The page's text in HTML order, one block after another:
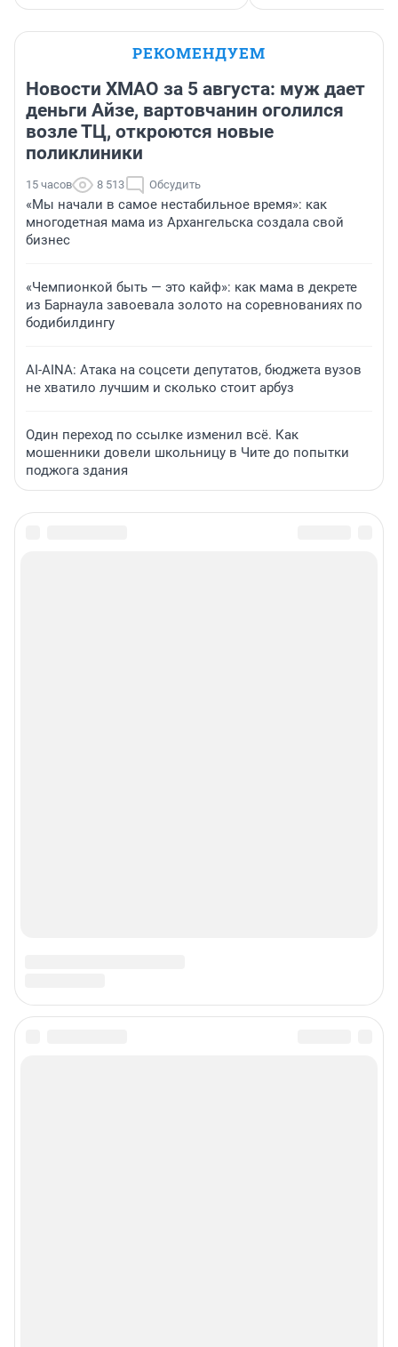
РЕКОМЕНДУЕМ
Новости ХМАО за 5 августа: муж дает
деньги Айзе, вартовчанин оголился
возле ТЦ, откроются новые
поликлиники
15 часов 8 513 Обсудить
«Мы начали в самое нестабильное время»: как
многодетная мама из Архангельска создала свой
бизнес
«Чемпионкой быть — это кайф»: как мама в декрете
из Барнаула завоевала золото на соревнованиях по
бодибилдингу
AI-AINA: Атака на соцсети депутатов, бюджета вузов
не хватило лучшим и сколько стоит арбуз
Один переход по ссылке изменил всё. Как
мошенники довели школьницу в Чите до попытки
поджога здания